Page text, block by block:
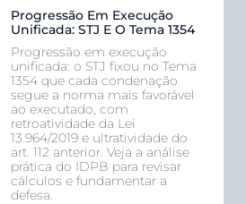
Progressão Em Execução
Unificada: STJ E O Tema 1354
Progressão em execução
unificada: o STJ fixou no Tema
1354 que cada condenação
segue a norma mais favorável
ao executado, com
retroatividade da Lei
13.964/2019 e ultratividade do
art. 112 anterior. Veja a análise
prática do IDPB para revisar
cálculos e fundamentar a
defesa.